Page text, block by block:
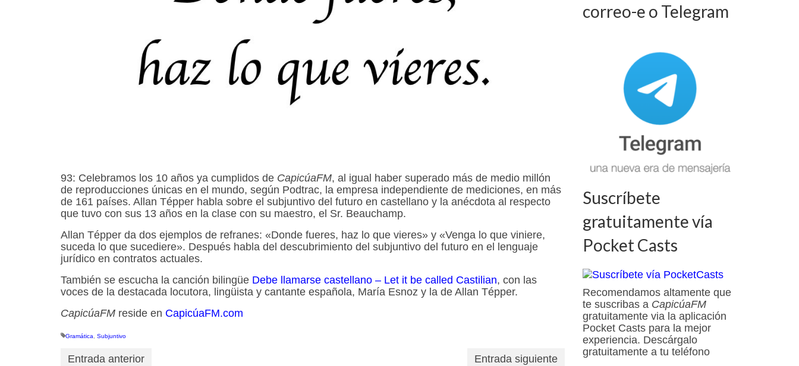
93: Celebramos los 10 años ya cumplidos de CapicúaFM, al igual haber superado más de medio millón
de reproducciones únicas en el mundo, según Podtrac, la empresa independiente de mediciones, en más
de 161 países. Allan Tépper habla sobre el subjuntivo del futuro en castellano y la anécdota al respecto
que tuvo con sus 13 años en la clase con su maestro, el Sr. Beauchamp.
Allan Tépper da dos ejemplos de refranes: «Donde fueres, haz lo que vieres» y «Venga lo que viniere,
suceda lo que sucediere». Después habla del descubrimiento del subjuntivo del futuro en el lenguaje
jurídico en contratos actuales.
También se escucha la canción bilingüe Debe llamarse castellano – Let it be called Castilian, con las
voces de la destacada locutora, lingüista y cantante española, María Esnoz y la de Allan Tépper.
CapicúaFM reside en CapicúaFM.com
Gramática, Subjuntivo
Entrada anterior Entrada siguiente
correo-e o Telegram
Suscríbete
gratuitamente vía
Pocket Casts
Recomendamos altamente que
te suscribas a CapicúaFM
gratuitamente via la aplicación
Pocket Casts para la mejor
experiencia. Descárgalo
gratuitamente a tu teléfono